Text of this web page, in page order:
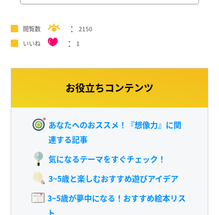
閲覧数
2150
いいね
1
お役立ちコンテンツ
あなたへのおススメ！『想像力』に関
連する記事
気になるテーマをすぐチェック！
3~5歳と楽しむおすすめ遊びアイデア
3~5歳が夢中になる！おすすめ絵本リス
ト